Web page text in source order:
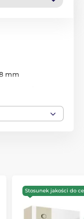
mm
dotyku
Stosunek jakości do